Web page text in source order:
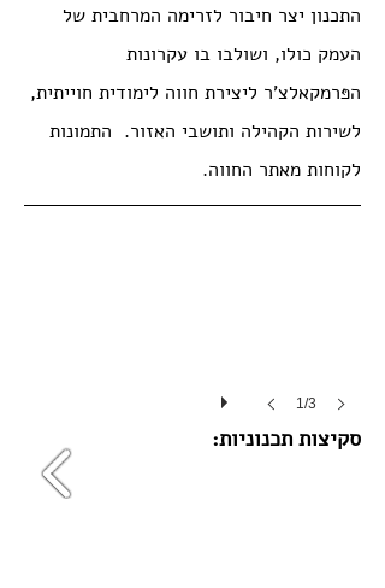
התכנון יצר חיבור לזרימה המרחבית של
העמק כולו, ושולבו בו עקרונות
הפּרמקאלצ'ר ליצירת חווה לימודית חוייתית,
לשירות הקהילה ותושבי האזור. התמונות
לקוחות מאתר החווה.
1/3
סקיצות תכנוניות: